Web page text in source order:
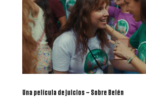
Una película de juicios – Sobre Belén